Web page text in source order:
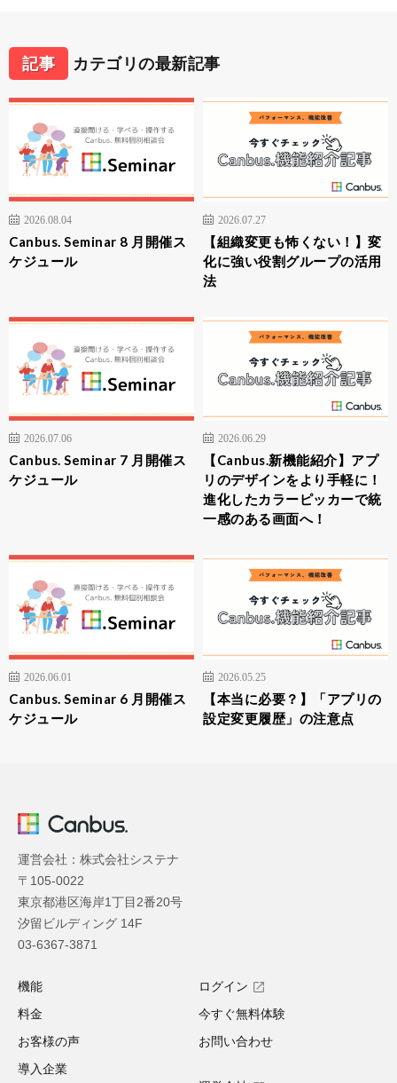
記事 カテゴリの最新記事
2026.08.04
Canbus. Seminar 8 月開催ス
ケジュール
2026.07.27
【組織変更も怖くない！】変
化に強い役割グループの活用
法
2026.07.06
Canbus. Seminar 7 月開催ス
ケジュール
2026.06.29
【Canbus.新機能紹介】アプ
リのデザインをより手軽に！
進化したカラーピッカーで統
一感のある画面へ！
2026.06.01
Canbus. Seminar 6 月開催ス
ケジュール
2026.05.25
【本当に必要？】「アプリの
設定変更履歴」の注意点
運営会社：株式会社システナ
〒105-0022
東京都港区海岸1丁目2番20号
汐留ビルディング 14F
03-6367-3871
機能
料金
お客様の声
導入企業
ログイン
今すぐ無料体験
お問い合わせ